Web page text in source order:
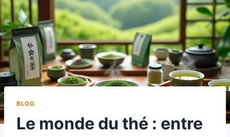
BLOG
Le monde du thé : entre